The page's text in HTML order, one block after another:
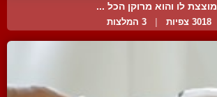
מוצצת לו והוא מרוקן הכל ...
3018 צפיות | 3 המלצות